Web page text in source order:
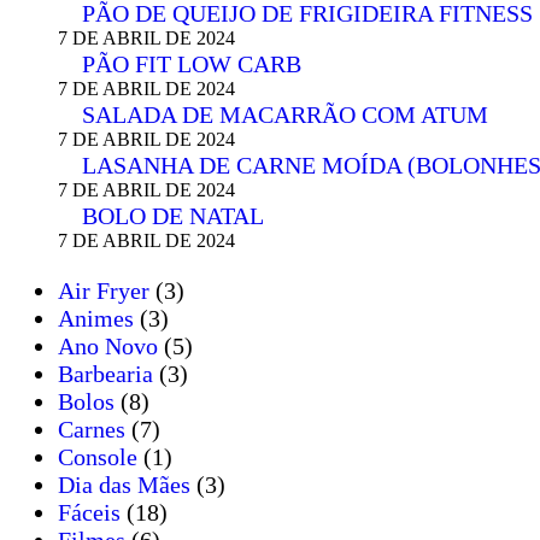
PÃO DE QUEIJO DE FRIGIDEIRA FITNESS
7 DE ABRIL DE 2024
PÃO FIT LOW CARB
7 DE ABRIL DE 2024
SALADA DE MACARRÃO COM ATUM
7 DE ABRIL DE 2024
LASANHA DE CARNE MOÍDA
7 DE ABRIL DE 2024
BOLO DE NATAL
7 DE ABRIL DE 2024
Air Fryer (3)
Animes (3)
Ano Novo (5)
Barbearia (3)
Bolos (8)
Carnes (7)
Console (1)
Dia das Mães (3)
Fáceis (18)